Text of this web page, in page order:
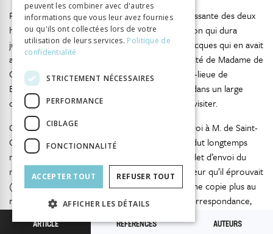
Pendant les douze mois qui suivirent, l’amitié naissante des deux
hommes s’affermit, surtout par une fréquentation qui dura
jusqu’à la fin de janvier 1769, époque où Jean-Jacques qui en avait
assez des marais de Bourgoin, accepte l’hospitalité de Madame de
Césarges dans la ferme de Monquin, à une demi-lieue de
Bourgoin, mais sur une hauteur plus salubre et dans un large
cadre où, en voisin, M. de Saint-Germain vint le visiter.
C’est au début de l’année 1770 que se place l’envoi à M. de Saint-
Germain de la lettre capitale que Jean-Jacques dut longtemps
méditer, puisque, comme il l’indique dans son billet d’envoi du
même jour, « l’angoisse et les serrements de cœur qu’il éprouvait
(en l’écrivant), ne lui ont pas permis d’en faire une copie plus au
net ». Cette lettre, la plus longue de toute sa Correspondance,
inimitiés qui l’entourent, que Dusaulx appelait avec un esprit
ARTICLE RÉFÉRENCES AUTEURS
peuvent les combiner avec d'autres
informations que vous leur avez fournies
ou qu'ils ont collectées lors de votre
utilisation de leurs services. Politique de
confidentialité
STRICTEMENT NÉCESSAIRES
PERFORMANCE
CIBLAGE
FONCTIONNALITÉ
ACCEPTER TOUT REFUSER TOUT
AFFICHER LES DÉTAILS